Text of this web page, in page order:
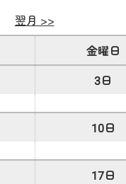
翌月 >>
金曜日
3日
10日
17日